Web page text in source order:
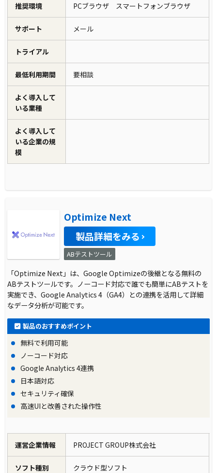
推奨環境 PCブラウザ スマートフォンブラウザ
サポート メール
トライアル
最低利用期間 要相談
よく導入して
いる業種
よく導入して
いる企業の規
模
Optimize Next
製品詳細をみる
ABテストツール
「Optimize Next」は、Google Optimizeの後継となる無料の
ABテストツールです。ノーコード対応で誰でも簡単にABテストを
実施でき、Google Analytics 4（GA4）との連携を活用して詳細
なデータ分析が可能です。
製品のおすすめポイント
無料で利用可能
ノーコード対応
Google Analytics 4連携
日本語対応
セキュリティ確保
高速UIと改善された操作性
運営企業情報 PROJECT GROUP株式会社
ソフト種別 クラウド型ソフト